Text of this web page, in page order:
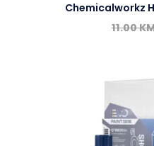
Chemicalworkz
11.00